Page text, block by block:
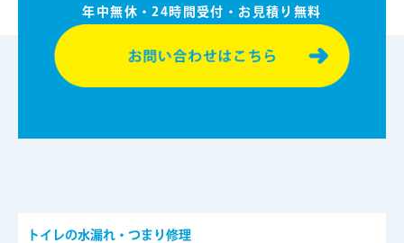
年中無休・24時間受付・お⾒積り無料
トイレの水漏れ・つまり修理